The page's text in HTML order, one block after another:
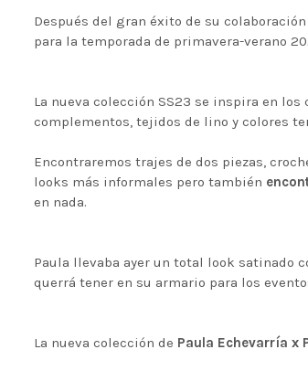
Después del gran éxito de su
para la temporada de primavera-verano
La nueva colección SS23 se inspira en
complementos, tejidos de lino y colores
Encontraremos trajes de dos piezas,
looks más informales pero también
en nada.
Paula llevaba ayer un total look satinado
querrá tener en su armario para los
La nueva colección de Paula Echevarría x